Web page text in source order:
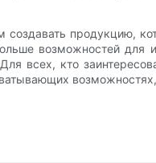
продукцию,
возможностей
всех, кто